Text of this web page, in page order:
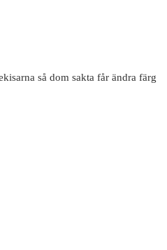
så dom sakta får ändra färg